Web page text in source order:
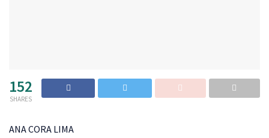
152
SHARES
ANA CORA LIMA